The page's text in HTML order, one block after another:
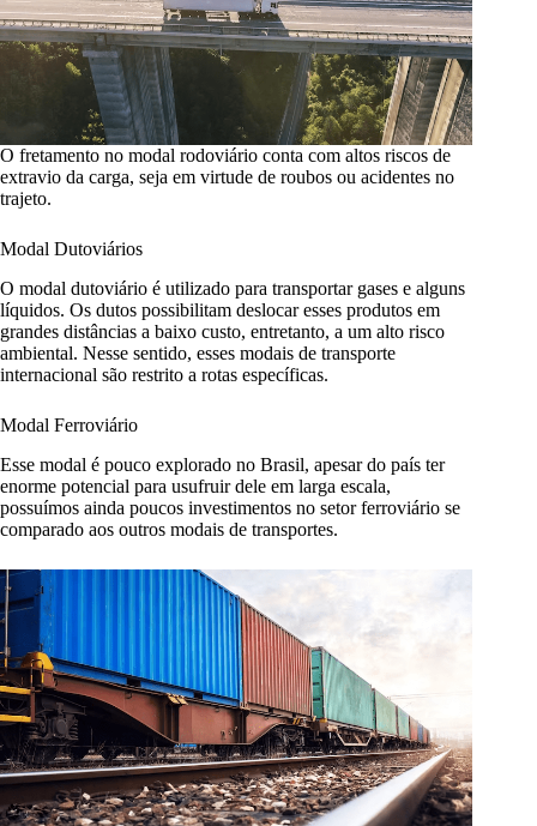
O fretamento no modal rodoviário conta com altos riscos de
extravio da carga, seja em virtude de roubos ou acidentes no
trajeto.
Modal Dutoviários
O modal dutoviário é utilizado para transportar gases e alguns
líquidos. Os dutos possibilitam deslocar esses produtos em
grandes distâncias a baixo custo, entretanto, a um alto risco
ambiental. Nesse sentido, esses modais de transporte
internacional são restrito a rotas específicas.
Modal Ferroviário
Esse modal é pouco explorado no Brasil, apesar do país ter
enorme potencial para usufruir dele em larga escala,
possuímos ainda poucos investimentos no setor ferroviário se
comparado aos outros modais de transportes.